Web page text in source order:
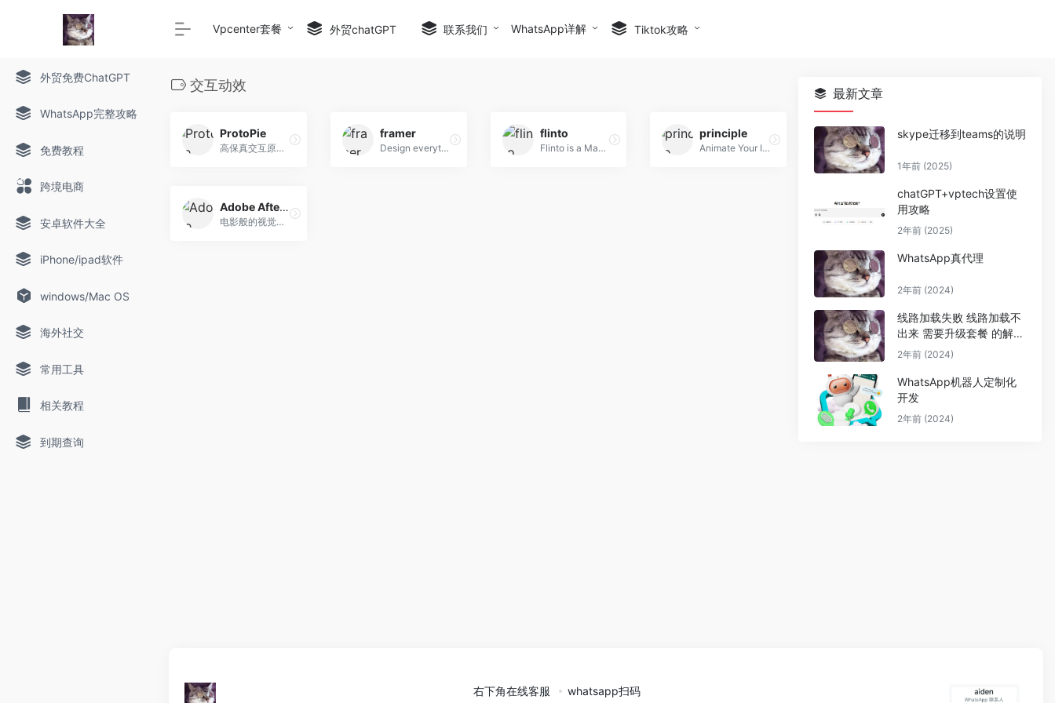
外贸免费ChatGPT
WhatsApp完整攻略
免费教程
跨境电商
安卓软件大全
iPhone/ipad软件
windows/Mac OS
海外社交
常用工具
相关教程
到期查询
Vpcenter套餐 外贸chatGPT 联系我们 WhatsApp详解 Tiktok攻略
交互动效
ProtoPie
高保真交互原型设计
framer
Design everything from detailed icons to high-fidelity interactions—all in one place.
flinto
Flinto is a Mac app used by top designers around the world to create interactive and animated prototypes of their app designs.
principle
Animate Your Ideas, Design Better Apps
Adobe After Effects CC
电影般的视觉效果和动态图形。
最新文章
skype迁移到teams的说明
1年前 (2025)
chatGPT+vptech设置使
用攻略
2年前 (2025)
WhatsApp真代理
2年前 (2024)
线路加载失败 线路加载不
出来 需要升级套餐 的解决
办法。
2年前 (2024)
WhatsApp机器人定制化
开发
2年前 (2024)
右下角在线客服 whatsapp扫码